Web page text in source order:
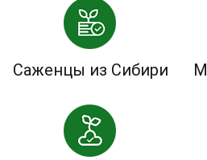
Саженцы из Сибири